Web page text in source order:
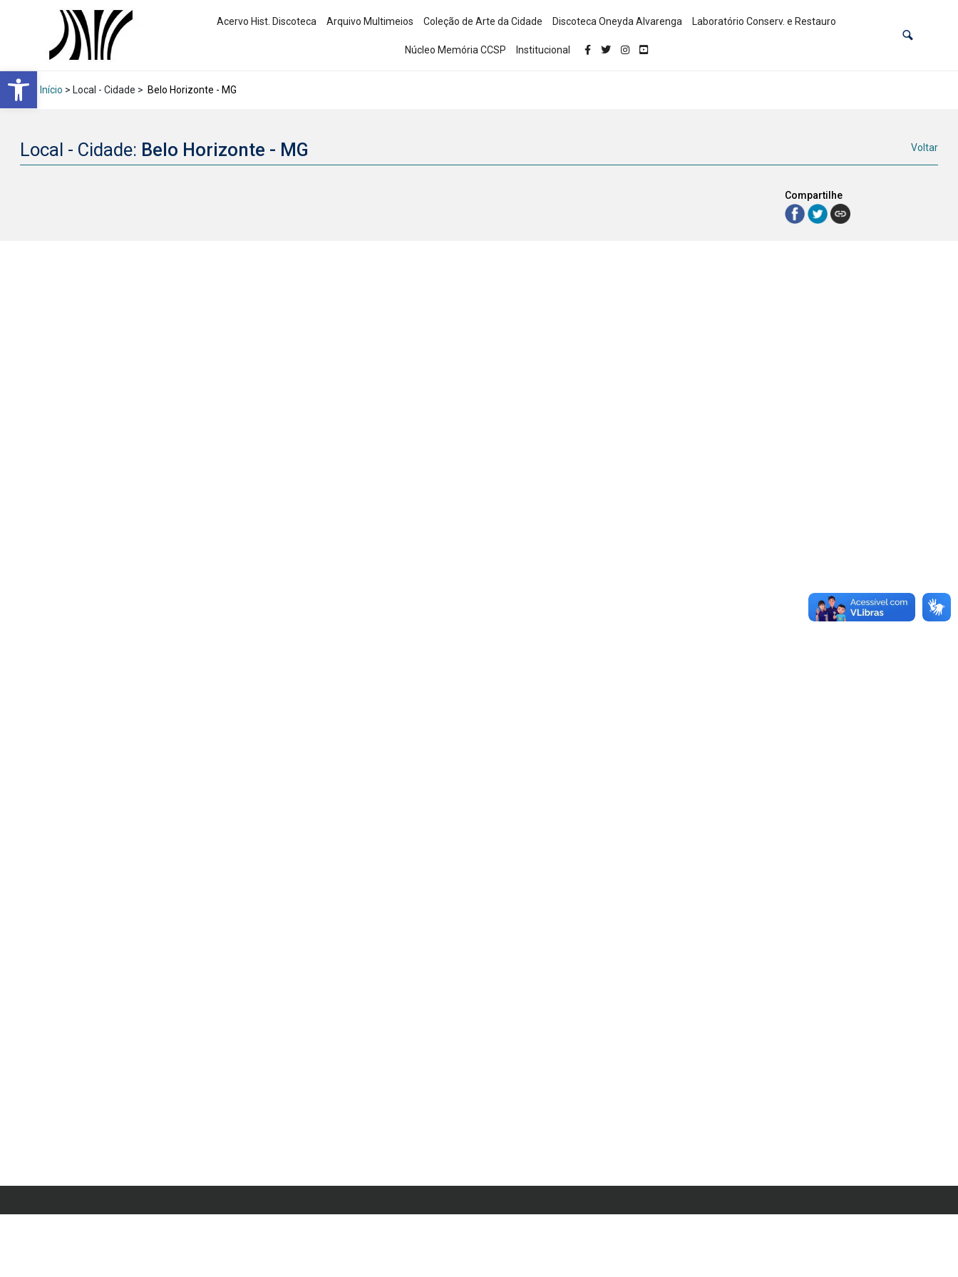
Abrir a barra de ferramentas
Acervo Hist. Discoteca Arquivo Multimeios Coleção de Arte da Cidade Discoteca Oneyda Alvarenga Laboratório Conserv. e Restauro
Núcleo Memória CCSP Institucional
Início > Local - Cidade > Belo Horizonte - MG
Local - Cidade: Belo Horizonte - MG Voltar
Compartilhe